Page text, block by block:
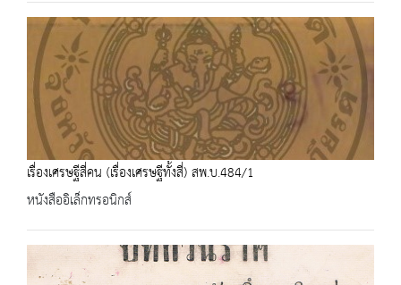
เรื่องเศรษฐีสี่คน (เรื่องเศรษฐีทั้งสี่) สพ.บ.484/1
หนังสืออิเล็กทรอนิกส์